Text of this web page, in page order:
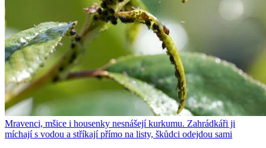
Mravenci, mšice i housenky nesnášejí kurkumu. Zahrádkáři ji
míchají s vodou a stříkají přímo na listy, škůdci odejdou sami